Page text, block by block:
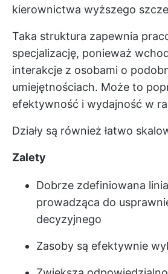
kierownictwa wyższego
Taka struktura zapewnia
specjalizację, ponieważ
interakcje z osobami o
umiejętnościach. Może to
efektywność i wydajność w
Działy są również łatwo
Zalety
Dobrze zdefiniowana
prowadząca do
decyzyjnego
Zasoby są efektywnie